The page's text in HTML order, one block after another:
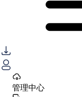
管理中心